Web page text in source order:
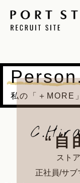
私の「＋MORE」
“自
スト
正社員/サブ